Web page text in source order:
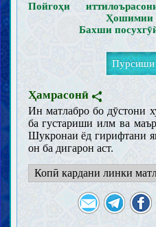
Пойгоҳи
Ҳошимии
Бахши
Пурсиши
Ҳамрасонӣ
Ин матлабро бо дӯстони
ба густариши илм ва
Шукронаи ёд гирифтани
он ба дигарон аст.
Копӣ кардани линки
Ахлоқ
Макорими ахлоқӣ
Зикр, дуъо, таваккал ва
Тавба, истиғфор ва
Некӣ бо падар ва модар ва
Бахшандагӣ ва расидагӣ ба
Иффат, ҳаё ва ғайрат
Адаб, гузашт ва фурӯ
Разоъили ахлоқӣ
Гуноҳони кабира
Дурӯғ, ғайбат ва бӯҳтон
Саббу лаъни нораво
Такаббур